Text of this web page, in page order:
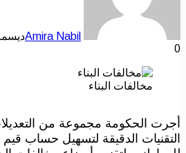
Amira Nabilديسمبر 28,
0
مخالفات البناء
التقنيات الدقيقة لتسهيل حساب